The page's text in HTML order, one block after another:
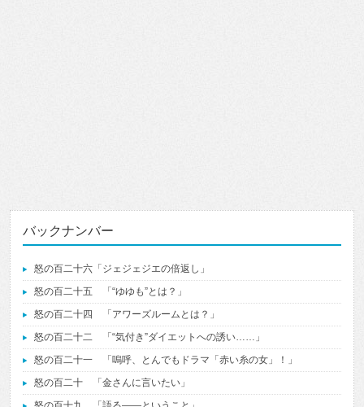
バックナンバー
怒の百二十六「ジェジェジエの倍返し」
怒の百二十五 「“ゆゆも”とは？」
怒の百二十四 「アワーズルームとは？」
怒の百二十二 「“気付き”ダイエットへの誘い……」
怒の百二十一 「嗚呼、とんでもドラマ「赤い糸の女」！」
怒の百二十 「金さんに言いたい」